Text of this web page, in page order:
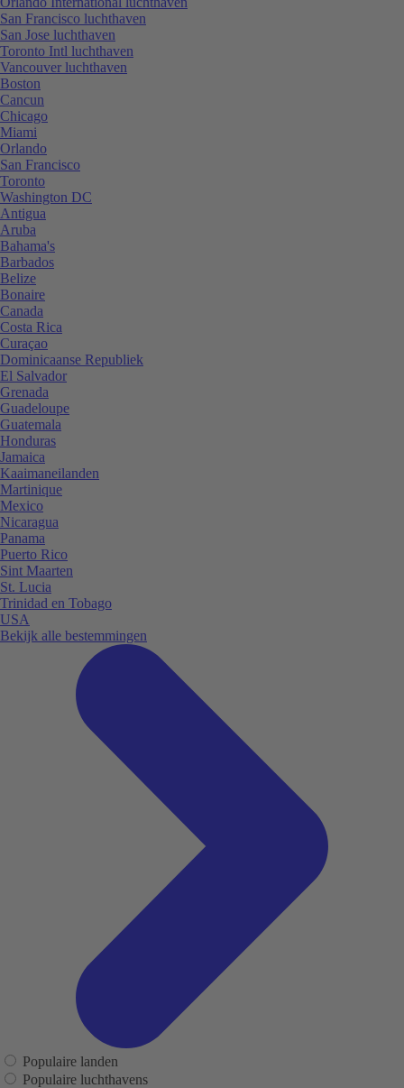
San Francisco luchthaven
San Jose luchthaven
Toronto Intl luchthaven
Vancouver luchthaven
Boston
Cancun
Chicago
Miami
Orlando
San Francisco
Toronto
Washington DC
Antigua
Aruba
Bahama's
Barbados
Belize
Bonaire
Canada
Costa Rica
Curaçao
Dominicaanse Republiek
El Salvador
Grenada
Guadeloupe
Guatemala
Honduras
Jamaica
Kaaimaneilanden
Martinique
Mexico
Nicaragua
Panama
Puerto Rico
Sint Maarten
St. Lucia
Trinidad en Tobago
USA
Bekijk alle bestemmingen
Populaire landen
Populaire luchthavens